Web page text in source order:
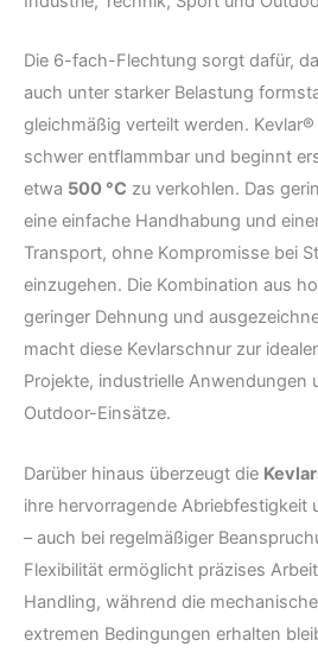
Die 6-fach-Flechtung sorgt dafür,
auch unter starker Belastung
gleichmäßig verteilt werden.
schwer entflammbar und beginnt
etwa 500 °C zu verkohlen. Das
eine einfache Handhabung und
Transport, ohne Kompromisse bei
einzugehen. Die Kombination aus
geringer Dehnung und
macht diese Kevlarschnur zur
Projekte, industrielle Anwendungen
Outdoor-Einsätze.
Darüber hinaus überzeugt die
ihre hervorragende Abriebfestigkeit
– auch bei regelmäßiger
Flexibilität ermöglicht präzises
Handling, während die
extremen Bedingungen erhalten